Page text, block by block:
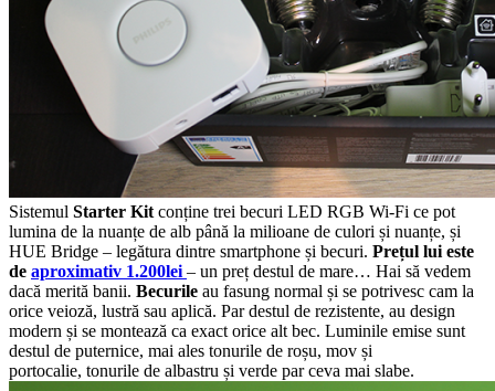
Sistemul Starter Kit conține trei becuri LED RGB Wi-Fi ce pot
lumina de la nuanțe de alb până la milioane de culori și nuanțe, și
HUE Bridge – legătura dintre smartphone și becuri. Prețul lui este
de aproximativ 1.200lei – un preț destul de mare… Hai să vedem
dacă merită banii. Becurile au fasung normal și se potrivesc cam la
orice veioză, lustră sau aplică. Par destul de rezistente, au design
modern și se montează ca exact orice alt bec. Luminile emise sunt
destul de puternice, mai ales tonurile de roșu, mov și
portocalie, tonurile de albastru și verde par ceva mai slabe.